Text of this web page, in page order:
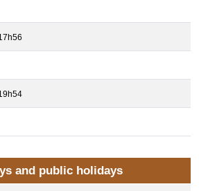
and public holidays